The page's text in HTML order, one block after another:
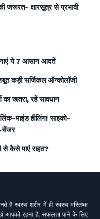
जरूरत- क्षारसूत्र से प्रभावी
ये 7 आसान आदतें
कड़ी सर्जिकल ऑन्कोलॉजी
का खतरा, रहें सावधान
माइंड हीलिंग! साइको-
चेंजर
से कैसे पाएं राहत?
हैं स्वस्थ शरीर में ही स्वस्थ मस्तिष्क
आपको रहना है. सफलता पाने के लिए